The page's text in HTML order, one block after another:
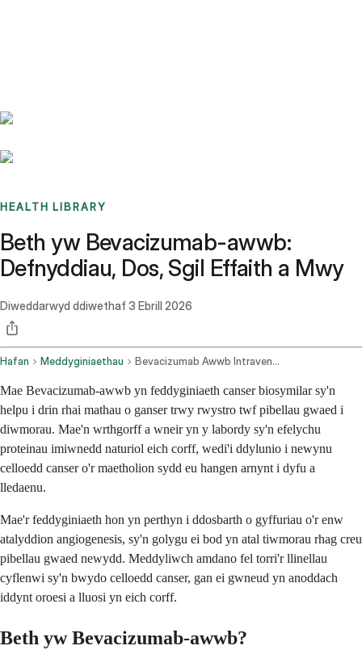
HEALTH LIBRARY
Beth yw Bevacizumab-awwb:
Defnyddiau, Dos, Sgil Effaith a Mwy
Diweddarwyd ddiwethaf 3 Ebrill 2026
Hafan Meddyginiaethau Bevacizumab Awwb Intravenous Route
Mae Bevacizumab-awwb yn feddyginiaeth canser biosymilar sy'n
helpu i drin rhai mathau o ganser trwy rwystro twf pibellau gwaed i
diwmorau. Mae'n wrthgorff a wneir yn y labordy sy'n efelychu
proteinau imiwnedd naturiol eich corff, wedi'i ddylunio i newynu
celloedd canser o'r maetholion sydd eu hangen arnynt i dyfu a
lledaenu.
Mae'r feddyginiaeth hon yn perthyn i ddosbarth o gyffuriau o'r enw
atalyddion angiogenesis, sy'n golygu ei bod yn atal tiwmorau rhag creu
pibellau gwaed newydd. Meddyliwch amdano fel torri'r llinellau
cyflenwi sy'n bwydo celloedd canser, gan ei gwneud yn anoddach
iddynt oroesi a lluosi yn eich corff.
Beth yw Bevacizumab-awwb?